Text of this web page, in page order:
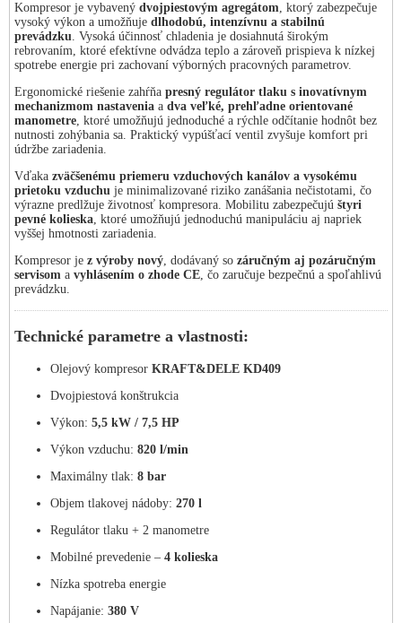
Kompresor je vybavený dvojpiestovým agregátom, ktorý zabezpečuje
vysoký výkon a umožňuje dlhodobú, intenzívnu a stabilnú
prevádzku. Vysoká účinnosť chladenia je dosiahnutá širokým
rebrovaním, ktoré efektívne odvádza teplo a zároveň prispieva k nízkej
spotrebe energie pri zachovaní výborných pracovných parametrov.
Ergonomické riešenie zahŕňa presný regulátor tlaku s inovatívnym
mechanizmom nastavenia a dva veľké, prehľadne orientované
manometre, ktoré umožňujú jednoduché a rýchle odčítanie hodnôt bez
nutnosti zohýbania sa. Praktický vypúšťací ventil zvyšuje komfort pri
údržbe zariadenia.
Vďaka zväčšenému priemeru vzduchových kanálov a vysokému
prietoku vzduchu je minimalizované riziko zanášania nečistotami, čo
výrazne predlžuje životnosť kompresora. Mobilitu zabezpečujú štyri
pevné kolieska, ktoré umožňujú jednoduchú manipuláciu aj napriek
vyššej hmotnosti zariadenia.
Kompresor je z výroby nový, dodávaný so záručným aj pozáručným
servisom a vyhlásením o zhode CE, čo zaručuje bezpečnú a spoľahlivú
prevádzku.
Technické parametre a vlastnosti:
Olejový kompresor KRAFT&DELE KD409
Dvojpiestová konštrukcia
Výkon: 5,5 kW / 7,5 HP
Výkon vzduchu: 820 l/min
Maximálny tlak: 8 bar
Objem tlakovej nádoby: 270 l
Regulátor tlaku + 2 manometre
Mobilné prevedenie – 4 kolieska
Nízka spotreba energie
Napájanie: 380 V